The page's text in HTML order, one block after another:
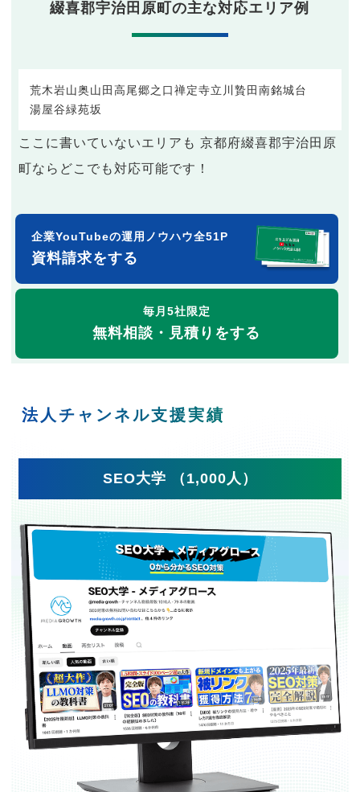
綴喜郡宇治田原町の主な対応エリア例
荒木岩山奥山田高尾郷之口禅定寺立川贄田南銘城台
湯屋谷緑苑坂
ここに書いていないエリアも 京都府綴喜郡宇治田原
町ならどこでも対応可能です！
企業YouTubeの運用ノウハウ全51P
資料請求をする
毎月5社限定
無料相談・見積りをする
法人チャンネル支援実績
SEO大学 （1,000人）